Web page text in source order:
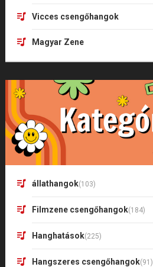
Vicces csengőhangok
Magyar Zene
állathangok(103)
Filmzene csengőhangok(184)
Hanghatások(225)
Hangszeres csengőhangok(91)